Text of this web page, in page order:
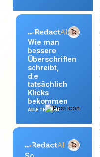
Wie man
bessere
Überschriften
schreibt,
die
tatsächlich
Klicks
bekommen
ALLE THEMEN
So